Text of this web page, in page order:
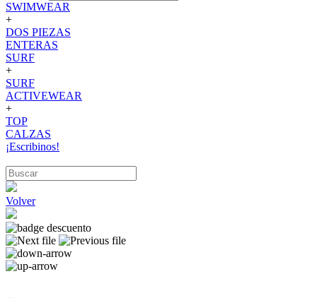
SWIMWEAR
+
DOS PIEZAS
ENTERAS
SURF
+
SURF
ACTIVEWEAR
+
TOP
CALZAS
¡Escribinos!
Volver